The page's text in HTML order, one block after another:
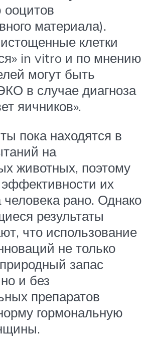
материала).
клетки
in vitro и по мнению
могут быть
в случае диагноза
яичников».
пока находятся в
на
животных, поэтому
эффективности их
рано. Однако
результаты
что использование
не только
запас
и без
препаратов
гормональную